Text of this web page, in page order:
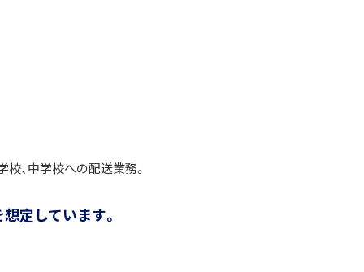
、中学校への配送業務。
定しています。